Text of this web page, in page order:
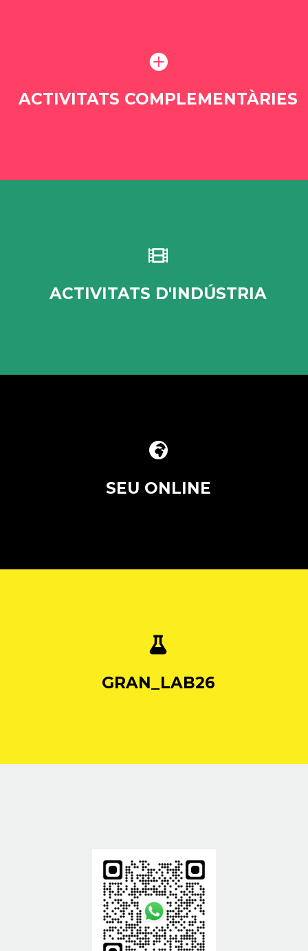

ACTIVITATS COMPLEMENTÀRIES

ACTIVITATS D'INDÚSTRIA

SEU ONLINE

GRAN_LAB26